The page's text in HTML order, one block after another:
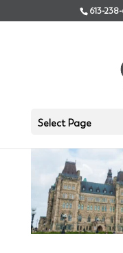
613-238-
Select Page